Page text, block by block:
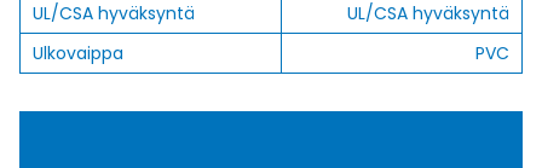
UL/CSA hyväksyntä
UL/CSA hyväksyntä
Ulkovaippa
PVC